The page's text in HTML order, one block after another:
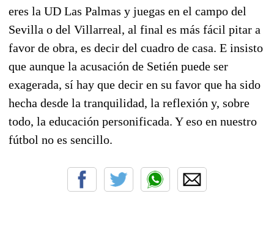
eres la UD Las Palmas y juegas en el campo del
Sevilla o del Villarreal, al final es más fácil pitar a
favor de obra, es decir del cuadro de casa. E insisto
que aunque la acusación de Setién puede ser
exagerada, sí hay que decir en su favor que ha sido
hecha desde la tranquilidad, la reflexión y, sobre
todo, la educación personificada. Y eso en nuestro
fútbol no es sencillo.